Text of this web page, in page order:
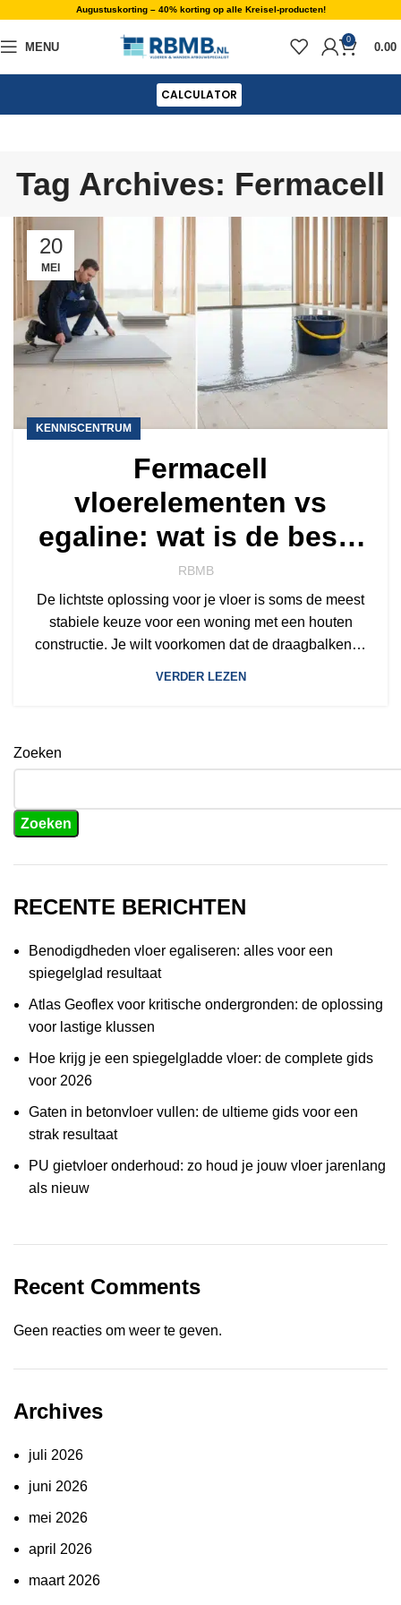
Augustuskorting – 40% korting op alle Kreisel-producten!
MENU
0
0.00
CALCULATOR
Tag Archives: Fermacell
20
MEI
KENNISCENTRUM
Fermacell
vloerelementen vs
egaline: wat is de beste
keuze voor jouw vloer?
RBMB
De lichtste oplossing voor je vloer is soms de meest
stabiele keuze voor een woning met een houten
constructie. Je wilt voorkomen dat de draagbalken…
VERDER LEZEN
Zoeken
Zoeken
RECENTE BERICHTEN
Benodigdheden vloer egaliseren: alles voor een
spiegelglad resultaat
Atlas Geoflex voor kritische ondergronden: de oplossing
voor lastige klussen
Hoe krijg je een spiegelgladde vloer: de complete gids
voor 2026
Gaten in betonvloer vullen: de ultieme gids voor een
strak resultaat
PU gietvloer onderhoud: zo houd je jouw vloer jarenlang
als nieuw
Recent Comments
Geen reacties om weer te geven.
Archives
juli 2026
juni 2026
mei 2026
april 2026
maart 2026